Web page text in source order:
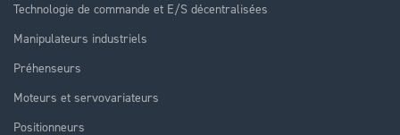
Technologie de commande et E/S décentralisées
Manipulateurs industriels
Préhenseurs
Moteurs et servovariateurs
Positionneurs